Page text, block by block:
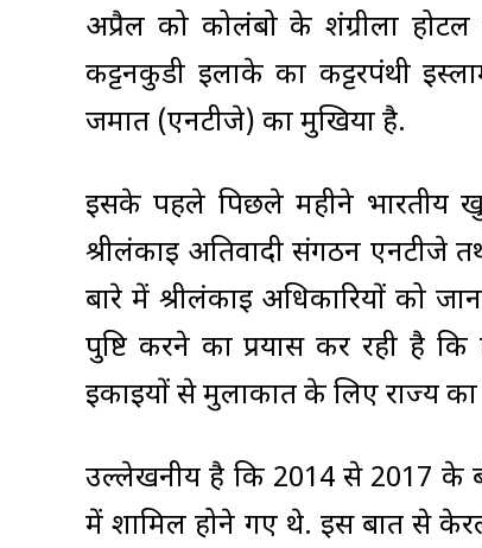
अप्रैल को कोलंबो के शंग्रीला
कट्टनकुडी इलाके का कट्टरपंथी
जमात (एनटीजे) का मुखिया है.
इसके पहले पिछले महीने भारतीय
श्रीलंकाई अतिवादी संगठन एनटीजे
बारे में श्रीलंकाई अधिकारियों को
पुष्टि करने का प्रयास कर रही है
इकाइयों से मुलाकात के लिए राज्य का
उल्लेखनीय है कि 2014 से 2017 के
में शामिल होने गए थे. इस बात से